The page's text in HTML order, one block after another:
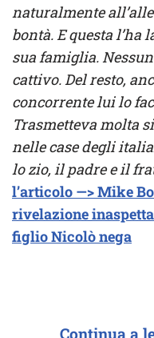
naturalmente
bontà. E questa l’ha
sua famiglia.
cattivo. Del resto,
concorrente lui lo
Trasmetteva molta
nelle case degli
lo zio, il padre e il
l’articolo —> Mike
rivelazione
figlio Nicolò nega
Continua a